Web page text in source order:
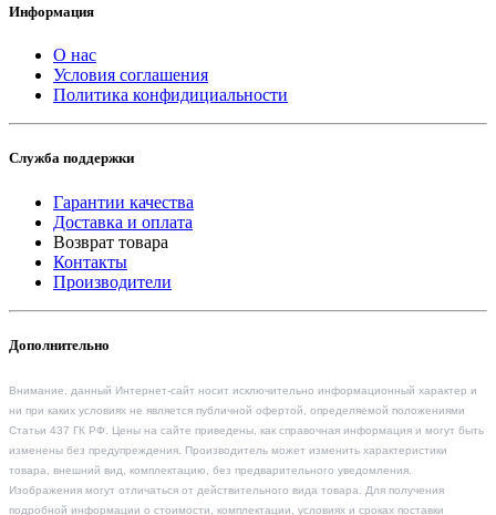
Информация
О нас
Условия соглашения
Политика конфидициальности
Служба поддержки
Гарантии качества
Доставка и оплата
Возврат товара
Контакты
Производители
Дополнительно
Внимание, данный Интернет-сайт носит исключительно информационный характер и
ни при каких условиях не является публичной офертой, определяемой положениями
Статьи 437 ГК РФ. Цены на сайте приведены, как справочная информация и могут быть
изменены без предупреждения. Производитель может изменить характеристики
товара, внешний вид, комплектацию, без предварительного уведомления.
Изображения могут отличаться от действительного вида товара. Для получения
подробной информации о стоимости, комплектации, условиях и сроках поставки